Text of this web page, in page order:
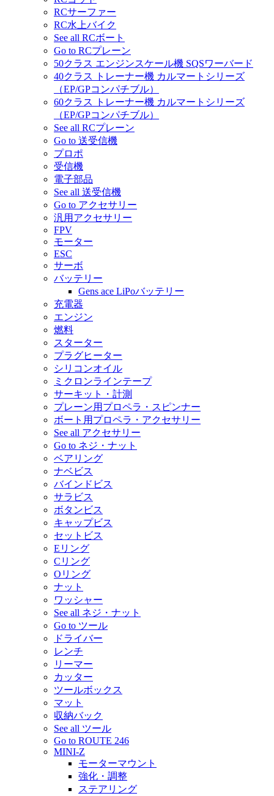
RCサーファー
RC水上バイク
See all RCボート
Go to RCプレーン
50クラス エンジンスケール機 SQSワーバード
40クラス トレーナー機 カルマートシリーズ
（EP/GPコンパチブル）
60クラス トレーナー機 カルマートシリーズ
（EP/GPコンパチブル）
See all RCプレーン
Go to 送受信機
プロポ
受信機
電子部品
See all 送受信機
Go to アクセサリー
汎用アクセサリー
FPV
モーター
ESC
サーボ
バッテリー
Gens ace LiPoバッテリー
充電器
エンジン
燃料
スターター
プラグヒーター
シリコンオイル
ミクロンラインテープ
サーキット・計測
プレーン用プロペラ・スピンナー
ボート用プロペラ・アクセサリー
See all アクセサリー
Go to ネジ・ナット
ベアリング
ナベビス
バインドビス
サラビス
ボタンビス
キャップビス
セットビス
Eリング
Cリング
Oリング
ナット
ワッシャー
See all ネジ・ナット
Go to ツール
ドライバー
レンチ
リーマー
カッター
ツールボックス
マット
収納バック
See all ツール
Go to ROUTE 246
MINI-Z
モーターマウント
強化・調整
ステアリング